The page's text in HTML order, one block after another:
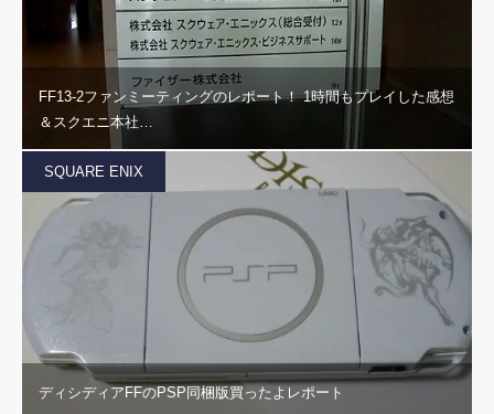
FF13-2ファンミーティングのレポート！ 1時間もプレイした感想
＆スクエニ本社…
SQUARE ENIX
ディシディアFFのPSP同梱版買ったよレポート